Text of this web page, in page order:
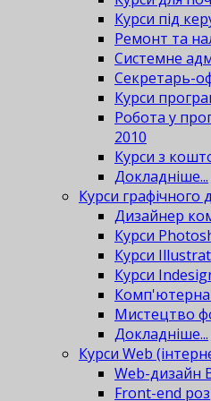
Курси під
Ремонт та
Системне
Секретарь-
Курси
Робота у
2010
Курси з
Докладніше...
Курси графічного
Дизайнер
Курси
Курси
Курси
Комп'ютерна
Мистецтво
Докладніше...
Курси Web
Web-дизайн
Front-end